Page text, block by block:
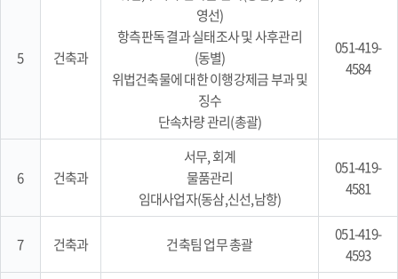
5 건축과
영선)
항측판독 결과 실태조사 및 사후관리
(동별)
위법건축물에 대한 이행강제금 부과 및
징수
단속차량 관리(총괄)
051-419-
4584
6 건축과
서무, 회계
물품관리
임대사업자(동삼,신선,남항)
051-419-
4581
7 건축과 건축팀 업무 총괄
051-419-
4593